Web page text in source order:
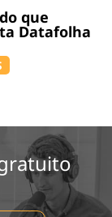
que
Datafolha